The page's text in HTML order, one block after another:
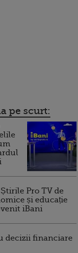
pe scurt:
Pro TV de
și educație
iBani
decizii financiare